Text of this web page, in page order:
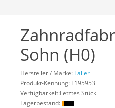
Sohn (H0)
Hersteller / Marke: Faller
Produkt-Kennung: F195953
Verfügbarkeit:Letztes Stück
Lagerbestand: